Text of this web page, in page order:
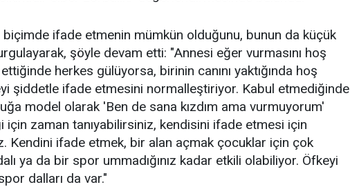
biçimde ifade etmenin mümkün olduğunu, bunun da küçük
şöyle devam etti: "Annesi eğer vurmasını hoş
herkes gülüyorsa, birinin canını yaktığında hoş
şiddetle ifade etmesini normalleştiriyor. Kabul etmediğinde
model olarak 'Ben de sana kızdım ama vurmuyorum'
zaman tanıyabilirsiniz, kendisini ifade etmesi için
Kendini ifade etmek, bir alan açmak çocuklar için çok
ya da bir spor ummadığınız kadar etkili olabiliyor. Öfkeyi
dalları da var."